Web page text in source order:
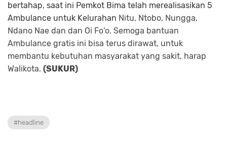
bertahap, saat ini Pemkot Bima telah merealisasikan 5
Ambulance untuk Kelurahan Nitu, Ntobo, Nungga,
Ndano Nae dan dan Oi Fo'o. Semoga bantuan
Ambulance gratis ini bisa terus dirawat, untuk
membantu kebutuhan masyarakat yang sakit, harap
Walikota. (SUKUR)
#headline